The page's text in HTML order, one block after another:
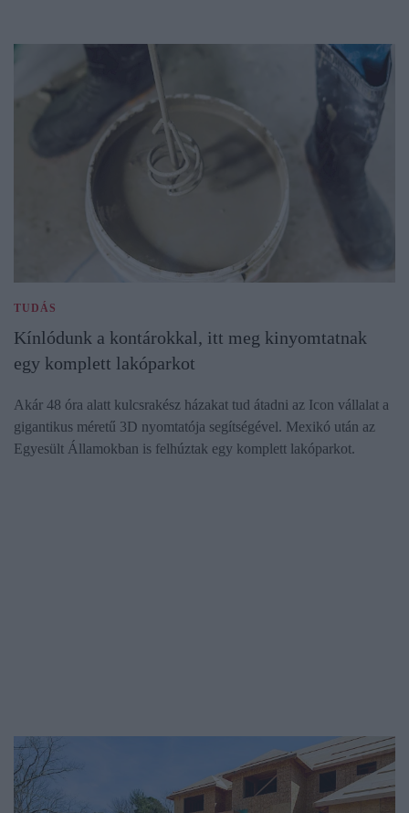
TUDÁS
Kínlódunk a kontárokkal, itt meg kinyomtatnak
egy komplett lakóparkot
Akár 48 óra alatt kulcsrakész házakat tud átadni az Icon vállalat a
gigantikus méretű 3D nyomtatója segítségével. Mexikó után az
Egyesült Államokban is felhúztak egy komplett lakóparkot.